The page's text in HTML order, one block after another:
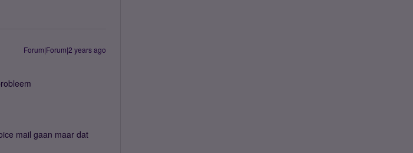
Forum|Forum|2 years ago
mail gaan maar dat